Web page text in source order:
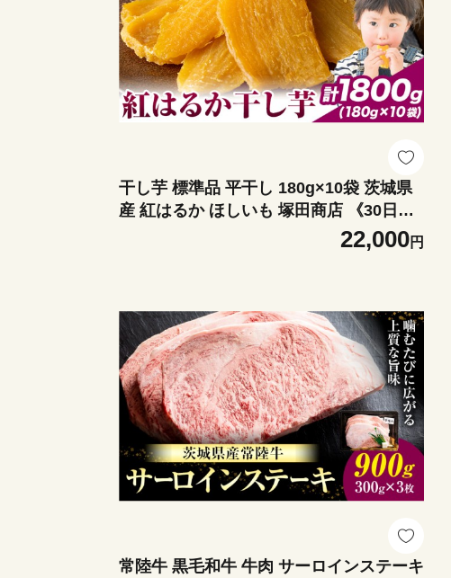
干し芋 標準品 平干し 180g×10袋 茨城県
産 紅はるか ほしいも 塚田商店 《30日以
内に出荷予定(土日祝除く)》干し芋 干し
いも さつまいも サツマイモ さつま芋 お
22,000円
常陸牛 黒毛和牛 牛肉 サーロインステーキ